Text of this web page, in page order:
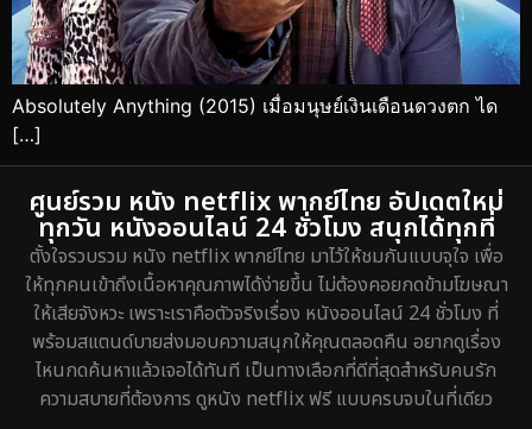
Absolutely Anything (2015) เมื่อมนุษย์เงินเดือนดวงตก ได
[…]
ศูนย์รวม หนัง netflix พากย์ไทย อัปเดตใหม่
ทุกวัน หนังออนไลน์ 24 ชั่วโมง สนุกได้ทุกที่
ตั้งใจรวบรวม หนัง netflix พากย์ไทย มาไว้ให้ชมกันแบบจุใจ เพื่อ
ให้ทุกคนเข้าถึงเนื้อหาคุณภาพได้ง่ายขึ้น ไม่ต้องคอยกดข้ามโฆษณา
ให้เสียจังหวะ เพราะเราคือตัวจริงเรื่อง หนังออนไลน์ 24 ชั่วโมง ที่
พร้อมสแตนด์บายส่งมอบความสนุกให้คุณตลอดคืน อยากดูเรื่อง
ไหนกดค้นหาแล้วเจอได้ทันที เป็นทางเลือกที่ดีที่สุดสำหรับคนรัก
ความสบายที่ต้องการ ดูหนัง netflix ฟรี แบบครบจบในที่เดียว